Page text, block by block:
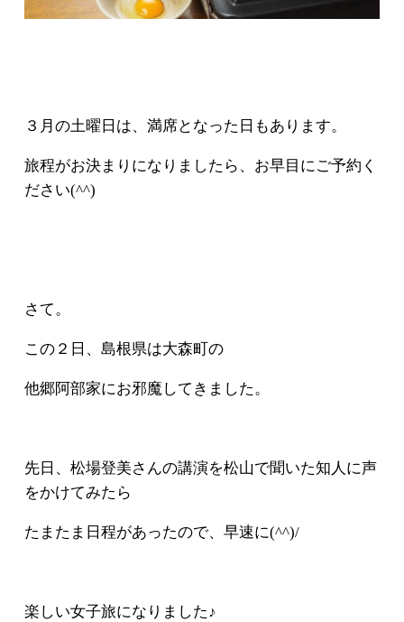
３月の土曜日は、満席となった日もあります。
旅程がお決まりになりましたら、お早目にご予約く
ださい(^^)
さて。
この２日、島根県は大森町の
他郷阿部家にお邪魔してきました。
先日、松場登美さんの講演を松山で聞いた知人に声
をかけてみたら
たまたま日程があったので、早速に(^^)/
楽しい女子旅になりました♪